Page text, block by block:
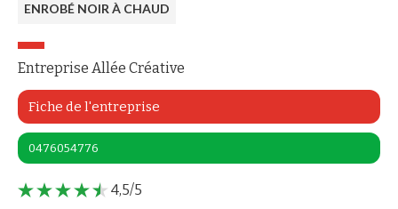
ENROBÉ NOIR À CHAUD
Entreprise Allée Créative
Fiche de l'entreprise
0476054776
4,5/5